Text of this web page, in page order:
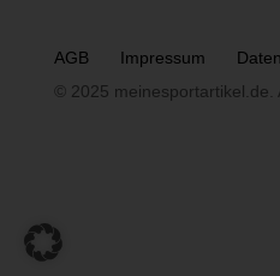
AGB Impressum
© 2025 meinesportartikel.de.